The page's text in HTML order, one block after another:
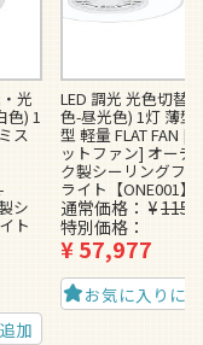
光
色) 1
ス
シ
ト
加
LED 調光 光色切替(
色-昼光色) 1灯 薄型
型 軽量 FLAT FAN [
ットファン] オーデ
ク製シーリングフ
ライト【ONE001】
通常価格 ¥
特別価格
¥57,977
お気に入りに